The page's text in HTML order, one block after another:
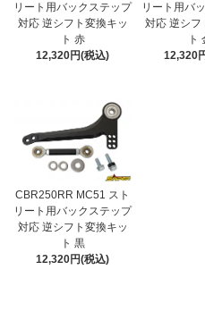
リート用バックステップ
対応 逆シフト変換キッ
ト 赤
12,320円(税込)
リート用バ
対応 逆シフ
ト
12,320
CBR250RR MC51 スト
リート用バックステップ
対応 逆シフト変換キッ
ト 黒
12,320円(税込)